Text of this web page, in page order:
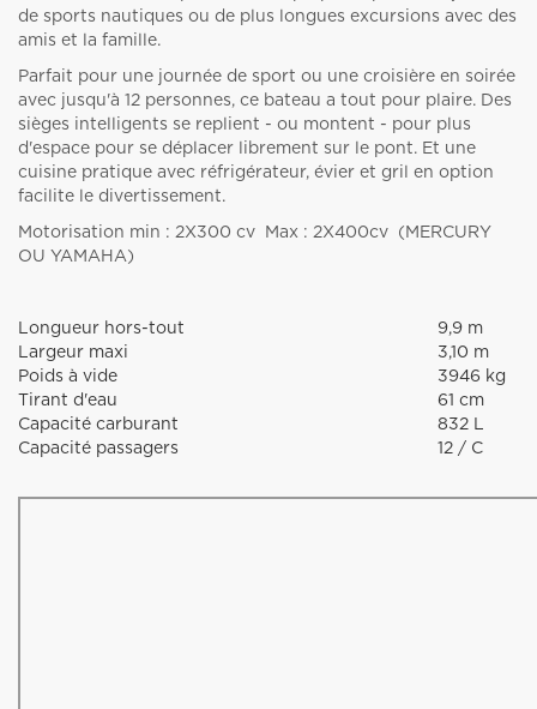
de sports nautiques ou de plus longues excursions avec des
amis et la famille.
Parfait pour une journée de sport ou une croisière en soirée
avec jusqu'à 12 personnes, ce bateau a tout pour plaire. Des
sièges intelligents se replient - ou montent - pour plus
d'espace pour se déplacer librement sur le pont. Et une
cuisine pratique avec réfrigérateur, évier et gril en option
facilite le divertissement.
Motorisation min : 2X300 cv Max : 2X400cv (MERCURY
OU YAMAHA)
Longueur hors-tout
9,9 m
Largeur maxi
3,10 m
Poids à vide
3946 kg
Tirant d'eau
61 cm
Capacité carburant
832 L
Capacité passagers
12 / C